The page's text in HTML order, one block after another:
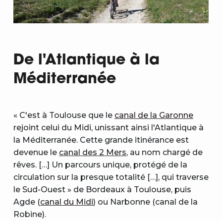
De l'Atlantique à la
Méditerranée
« C'est à Toulouse que le canal de la Garonne
rejoint celui du Midi, unissant ainsi l'Atlantique à
la Méditerranée. Cette grande itinérance est
devenue le canal des 2 Mers, au nom chargé de
rêves. […] Un parcours unique, protégé de la
circulation sur la presque totalité […], qui traverse
le Sud-Ouest » de Bordeaux à Toulouse, puis
Agde (canal du Midi) ou Narbonne (canal de la
Robine).